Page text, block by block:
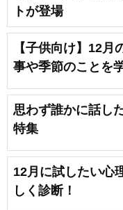
トが登場
【子供向け】12
事や季節のことを
思わず誰かに話し
特集
12月に試したい心
しく診断！